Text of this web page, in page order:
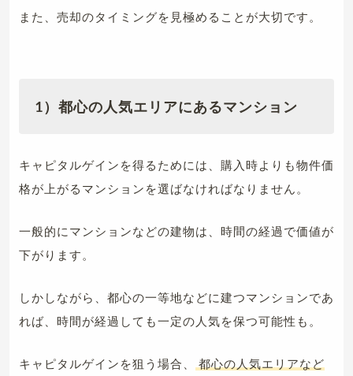
また、売却のタイミングを見極めることが大切です。
1）都心の人気エリアにあるマンション
キャピタルゲインを得るためには、購入時よりも物件価
格が上がるマンションを選ばなければなりません。
一般的にマンションなどの建物は、時間の経過で価値が
下がります。
しかしながら、都心の一等地などに建つマンションであ
れば、時間が経過しても一定の人気を保つ可能性も。
キャピタルゲインを狙う場合、
都心の人気エリアなど